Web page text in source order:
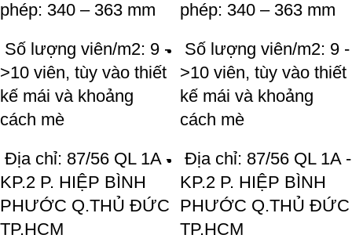
phép: 340 – 363 mm
Số lượng viên/m2: 9 -
>10 viên, tùy vào thiết
kế mái và khoảng
cách mè
Địa chỉ: 87/56 QL 1A -
KP.2 P. HIỆP BÌNH
PHƯỚC Q.THỦ ĐỨC
TP.HCM
phép: 340 – 363 mm
Số lượng viên/m2: 9 -
>10 viên, tùy vào thiết
kế mái và khoảng
cách mè
Địa chỉ: 87/56 QL 1A -
KP.2 P. HIỆP BÌNH
PHƯỚC Q.THỦ ĐỨC
TP.HCM